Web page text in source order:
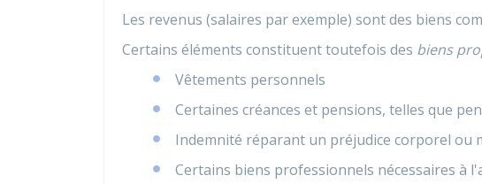
Les revenus (salaires par exemple) sont des biens
Certains éléments constituent toutefois des biens
Vêtements personnels
Certaines créances et pensions, telles que
Indemnité réparant un préjudice corporel ou
Certains biens professionnels nécessaires à